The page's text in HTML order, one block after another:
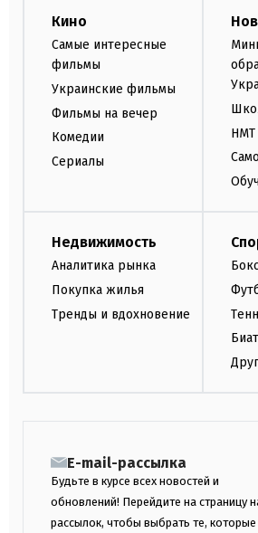
Кино
Самые интересные
фильмы
Украинские фильмы
Фильмы на вечер
Комедии
Сериалы
НМТ
Недвижимость
Аналитика рынка
Покупка жилья
Тренды и вдохновение
Бокс
E-mail-рассылка
Будьте в курсе всех новостей и
обновлений! Перейдите на страницу
рассылок, чтобы выбрать те, которые